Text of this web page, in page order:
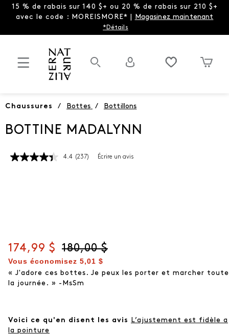
15 % de rabais sur 140 $+ ou 20 % de rabais sur 210 $+
avec le code : MOREISMORE* | Magasinez maintenant
*Détails
Chaussures / Bottes / Bottillons
BOTTINE MADALYNN
4.4 Lire
(237) Écrire un avis
Prix actuel
174,99 $ Prix d'origine
180,00 $
Vous économisez 5,01 $
« J'adore ces bottes. Je peux les porter et marcher toute
la journée. » -MsSm
Voici ce qu'en disent les avis
L’ajustement est fidèle a
la pointure